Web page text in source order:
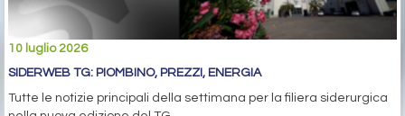
10 luglio 2026
SIDERWEB TG: PIOMBINO, PREZZI, ENERGIA
Tutte le notizie principali della settimana per la filiera siderurgica